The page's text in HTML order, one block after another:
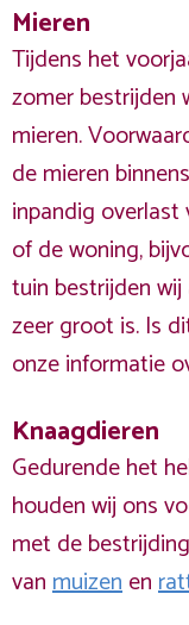
Mieren
Tijdens het
zomer bestrijden
mieren.
de mieren
inpandig
of de woning,
tuin bestrijden
zeer groot is. Is
onze informatie
Knaagdieren
Gedurende het
houden wij ons
met de
vanmuizenen